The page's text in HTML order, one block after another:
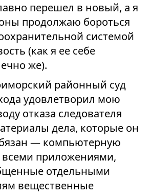
перешел в новый, а я
продолжаю бороться
системой
(как я ее себе
же).
районный суд
удовлетворил мою
отказа следователя
дела, которые он
— компьютерную
всеми приложениями,
отдельными
вещественные